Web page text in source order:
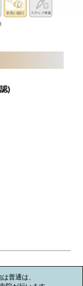
)
普通は、